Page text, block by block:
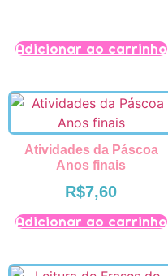
Adicionar ao carrinho
Atividades da Páscoa
Anos finais
R$7,60
Adicionar ao carrinho